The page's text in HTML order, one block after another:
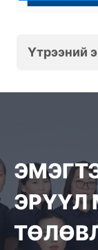
Үтрээний
ЭРҮҮЛ